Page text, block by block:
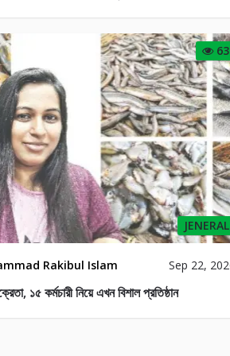
63
JENERAL
Rakibul Islam Sep 22,
১৫ কর্মচারী নিয়ে এখন বিশাল প্রতিষ্ঠান